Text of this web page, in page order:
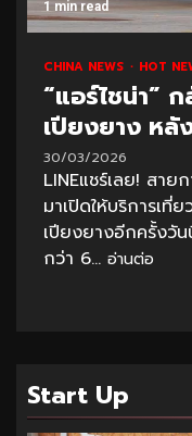
1 min read
CHINA NEWS HOT
“แอร์ไชน่า”
เปียงยาง ห
30/03/2026
LINEแชร์เลย! สา
มาเปิดให้บริการเที่
เปียงยางอีกครั้งวั
กว่า 6... อ่านต่อ
Start Up